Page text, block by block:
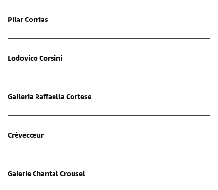
Pilar Corrias
Lodovico Corsini
Galleria Raffaella Cortese
Crèvecœur
Galerie Chantal Crousel